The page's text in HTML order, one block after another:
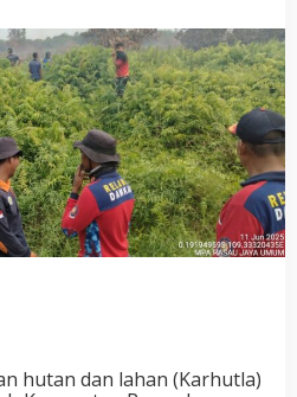
hutan dan lahan (Karhutla)